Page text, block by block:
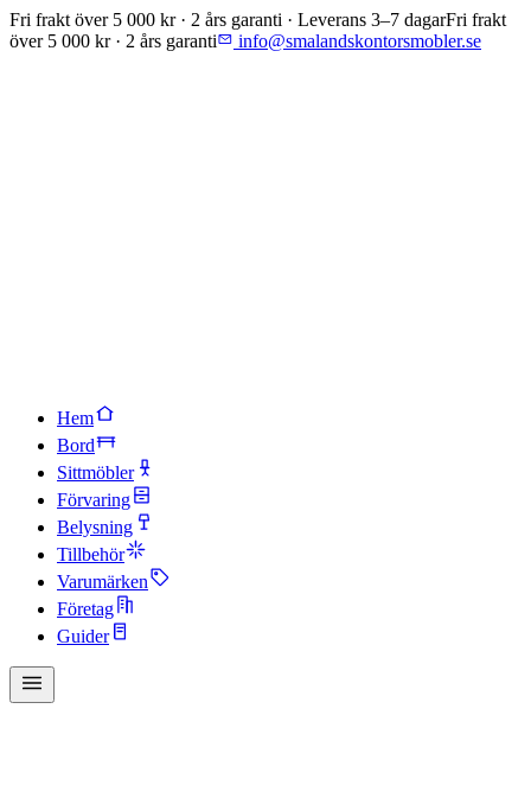
Fri frakt över 5 000 kr · 2 års garanti · Leverans 3–7 dagarFri frakt
över 5 000 kr · 2 års garanti
info@smalandskontorsmobler.se
Hem
Bord
Sittmöbler
Förvaring
Belysning
Tillbehör
Varumärken
Företag
Guider